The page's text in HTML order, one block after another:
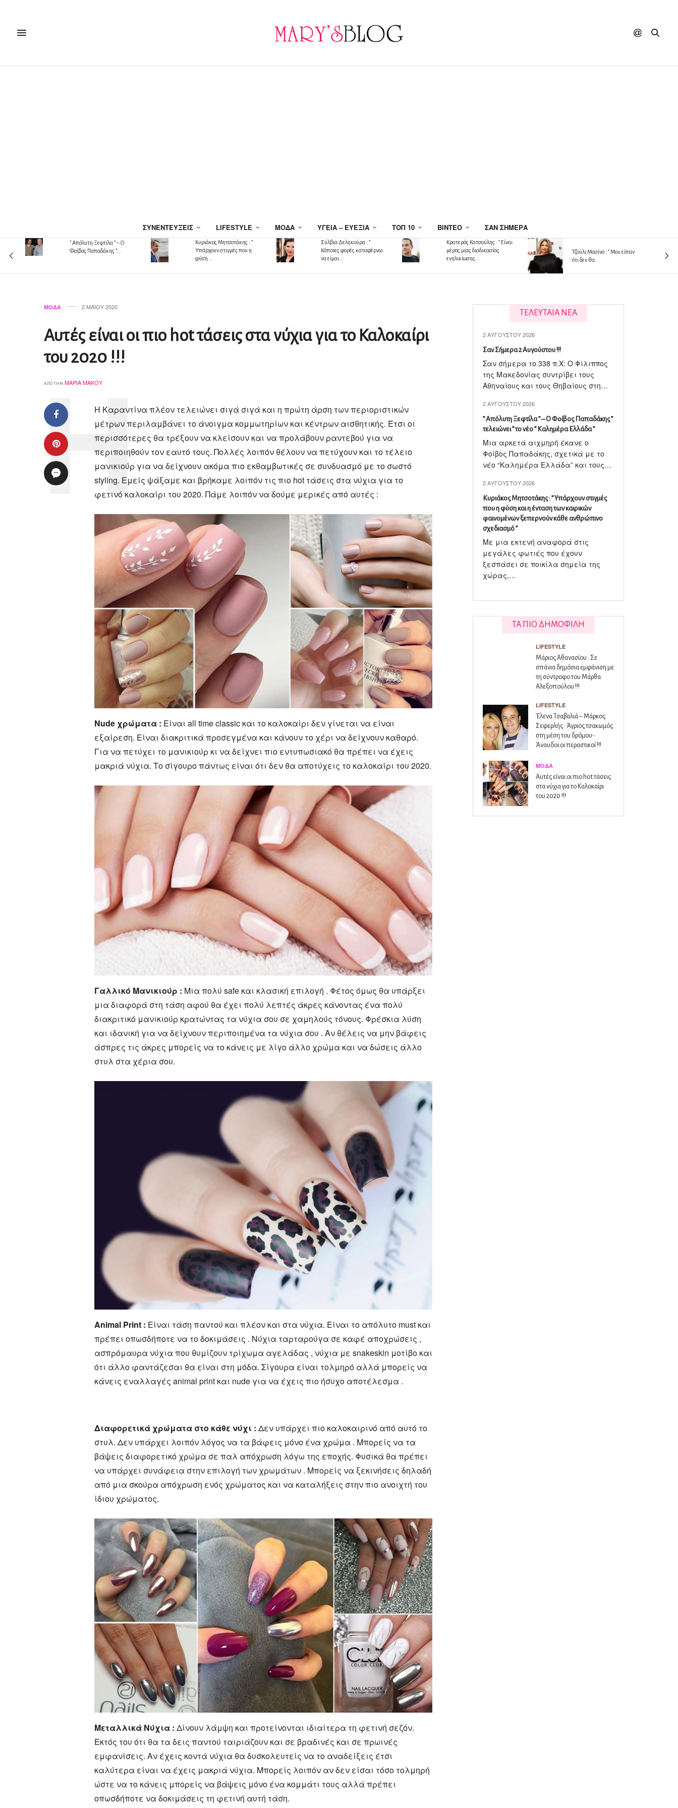
ΣΥΝΕΝΤΕΎΞΕΙΣ LIFESTYLE ΜΌΔΑ ΥΓΕΊΑ – ΕΥΕΞΊΑ ΤΟΠ 10 ΒΊΝΤΕΟ ΣΑΝ ΣΉΜΕΡΑ
” Απόλυτη Ξεφτίλα ” – Ο
Φοίβος Παπαδάκης ”...
Κυριάκος Μητσοτάκης : ”
Υπάρχουν στιγμές που η
φύση...
Σύλβια Δεληκούρα : ”
Κάποιες φορές καταφέρνω
να είμαι...
Κρατερός Κατσούλης : ” Είναι
μέρος μιας διαδικασίας
ενηλικίωσης...
Tζούλι Μασίνο : ” Μου είπαν
ότι δεν θα...
ΜΌΔΑ 2 ΜΑΪ́ΟΥ 2020
Αυτές είναι οι πιο hot τάσεις στα νύχια για το Καλοκαίρι
του 2020 !!!
από την ΜΑΡΊΑ ΜΆΚΟΥ
Η Καραντίνα πλέον τελειώνει σιγά σιγά και η πρώτη άρση των περιοριστικών
μέτρων περιλαμβάνει το άνοιγμα κομμωτηρίων και κέντρων αισθητικής. Έτσι οι
περισσότερες θα τρέξουν να κλείσουν και να προλάβουν ραντεβού για να
περιποιηθούν τον εαυτό τους. Πολλές λοιπόν θέλουν να πετύχουν και το τέλειο
μανικιούρ για να δείχνουν ακόμα πιο εκθαμβωτικές σε συνδυασμό με το σωστό
styling. Εμείς ψάξαμε και βρήκαμε λοιπόν τις πιο hot τάσεις στα νύχια για το
φετινό καλοκαίρι του 2020. Πάμε λοιπόν να δούμε μερικές από αυτές :
Nude χρώματα : Είναι all time classic και το καλοκαίρι δεν γίνεται να είναι
εξαίρεση. Είναι διακριτικά προσεγμένα και κάνουν το χέρι να δείχνουν καθαρό.
Για να πετύχει το μανικιούρ κι να δείχνει πιο εντυπωσιακό θα πρέπει να έχεις
μακριά νύχια. Το σίγουρο πάντως είναι ότι δεν θα αποτύχεις το καλοκαίρι του 2020.
Γαλλικό Μανικιούρ : Μια πολύ safe και κλασική επιλογή . Φέτος όμως θα υπάρξει
μια διαφορά στη τάση αφού θα έχει πολύ λεπτές άκρες κάνοντας ένα πολύ
διακριτικό μανικιούρ κρατώντας τα νύχια σου σε χαμηλούς τόνους. Φρέσκια λύση
και ιδανική για να δείχνουν περιποιημένα τα νύχια σου . Αν θέλεις να μην βάφεις
άσπρες τις άκρες μπορείς να το κάνεις με λίγο άλλο χρώμα και να δώσεις άλλο
στυλ στα χέρια σου.
Animal Print : Είναι τάση παντού και πλέον και στα νύχια. Είναι το απόλυτο must και
πρέπει οπωσδήποτε να το δοκιμάσεις . Νύχια ταρταρούγα σε καφέ αποχρώσεις ,
ασπρόμαυρα νύχια που θυμίζουν τρίχωμα αγελάδας , νύχια με snakeskin μοτίβο και
ότι άλλο φαντάζεσαι θα είναι στη μόδα. Σίγουρα είναι τολμηρό αλλά μπορείς να
κάνεις εναλλαγές animal print και nude για να έχεις πιο ήσυχο αποτέλεσμα .
Διαφορετικά χρώματα στο κάθε νύχι : Δεν υπάρχει πιο καλοκαιρινό από αυτό το
στυλ. Δεν υπάρχει λοιπόν λόγος να τα βάφεις μόνο ένα χρώμα . Μπορείς να τα
βάψεις διαφορετικό χρώμα σε παλ απόχρωση λόγω της εποχής. Φυσικά θα πρέπει
να υπάρχει συνάφεια στην επιλογή των χρωμάτων . Μπορείς να ξεκινήσεις δηλαδή
από μια σκούρα απόχρωση ενός χρώματος και να καταλήξεις στην πιο ανοιχτή του
ίδιου χρώματος.
Μεταλλικά Νύχια : Δίνουν λάμψη και προτείνονται ιδιαίτερα τη φετινή σεζόν.
Εκτός του ότι θα τα δεις παντού ταιριάζουν και σε βραδινές και σε πρωινές
εμφανίσεις. Αν έχεις κοντά νύχια θα δυσκολευτείς να το αναδείξεις έτσι
καλύτερα είναι να έχεις μακριά νύχια. Μπορείς λοιπόν αν δεν είσαι τόσο τολμηρή
ώστε να το κάνεις μπορείς να βάψεις μόνο ένα κομμάτι τους αλλά πρέπει
οπωσδήποτε να δοκιμάσεις τη φετινή αυτή τάση.
ΤΕΛΕΥΤΑΙΑ ΝΕΑ
2 ΑΥΓΟΎΣΤΟΥ 2026
Σαν Σήμερα 2 Αυγούστου !!!
Σαν σήμερα το 338 π.X: Ο Φίλιππος
της Μακεδονίας συντρίβει τους
Αθηναίους και τους Θηβαίους στη…
2 ΑΥΓΟΎΣΤΟΥ 2026
” Απόλυτη Ξεφτίλα ” – Ο Φοίβος Παπαδάκης ”
τελειώνει ” το νέο ” Καλημέρα Ελλάδα ”
Μια αρκετά αιχμηρή έκανε ο
Φοίβος Παπαδάκης, σχετικά με το
νέο “Καλημέρα Ελλάδα” και τους…
2 ΑΥΓΟΎΣΤΟΥ 2026
Κυριάκος Μητσοτάκης : ” Υπάρχουν στιγμές
που η φύση και η ένταση των καιρικών
φαινομένων ξεπερνούν κάθε ανθρώπινο
σχεδιασμό ”
Με μια εκτενή αναφορά στις
μεγάλες φωτιές που έχουν
ξεσπάσει σε ποικίλα σημεία της
χώρας,…
ΤΑ ΠΙΟ ΔΗΜΟΦΙΛΗ
LIFESTYLE
Μάριος Αθανασίου : Σε
σπάνια δημόσια εμφάνιση με
τη σύντροφο του Μάρθα
Αλεξοπούλου !!!
LIFESTYLE
Έλενα Τσαβαλιά – Μάρκος
Σεφερλής : Άγριος τσακωμός
στη μέση του δρόμου-
Άναυδοι οι περαστικοί !!!
ΜΌΔΑ
Αυτές είναι οι πιο hot τάσεις
στα νύχια για το Καλοκαίρι
του 2020 !!!